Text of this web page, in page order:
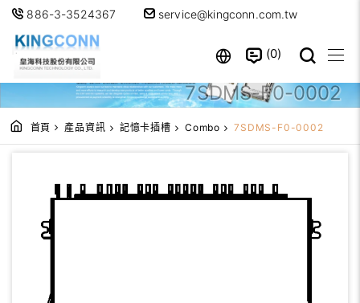
886-3-3524367 service@kingconn.com.tw
0
7SDMS-F0-0002
首頁 產品資訊 記憶卡插槽 Combo 7SDMS-F0-0002